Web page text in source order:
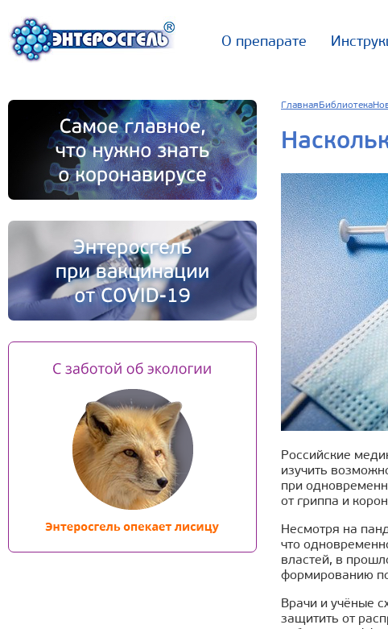
О препарате
Главная Библиотека
Российские
изучить
при
от гриппа и
Несмотря на
что
властей, в
формированию
Врачи и учёные
защитить от